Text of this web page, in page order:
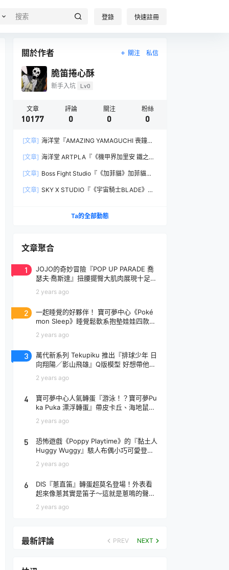
登錄 快速註冊
關於作者 關注 私信
脆笛捲心酥
新手入坑 Lv0
文章
10177
評論
0
關注
0
粉絲
0
[文章] 海洋堂『AMAZING YAMAGUCHI 喪鐘
之刃與大魄力火焰特效！
[文章] 海洋堂 ARTPLA『《機甲界加里安 鐵之紋
規再現！
[文章] Boss Fight Studio『《加菲貓》加菲貓
受到的龐大份量！
[文章] SKY X STUDIO『《宇宙騎士BLADE》
Ta的全部動態
文章聚合
1
JOJO的奇妙冒險『POP UP PARADE 喬
瑟夫‧喬斯達』扭腰擺臀大肌肉展現十足騷
2 years ago
2
一起睡覺的好夥伴！ 寶可夢中心《Poké
mon Sleep》睡覺鬆軟系抱墊娃娃四款登
2 years ago
3
萬代新系列 Tekupiku 推出『排球少年 日
向翔陽／影山飛雄』Q版模型 好想帶他出
2 years ago
4
寶可夢中心人氣轉蛋『游泳！？寶可夢Pu
ka Puka 漂浮轉蛋』帶皮卡丘、海地鼠去
2 years ago
5
恐怖遊戲《Poppy Playtime》的『黏土人
Huggy Wuggy』駭人布偶小巧可愛登
2 years ago
6
DIS『蔥直笛』轉蛋超莫名登場！外表看
起來像蔥其實是笛子～這就是蔥鳴的聲音
2 years ago
最新評論 PREV NEXT